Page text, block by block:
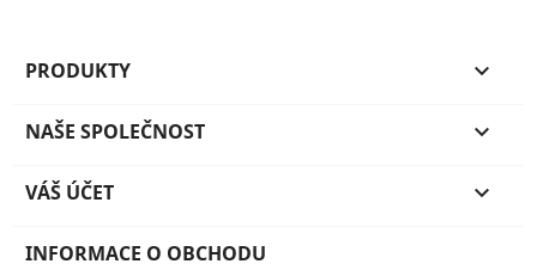
PRODUKTY 
NAŠE SPOLEČNOST 
VÁŠ ÚČET 
INFORMACE O OBCHODU